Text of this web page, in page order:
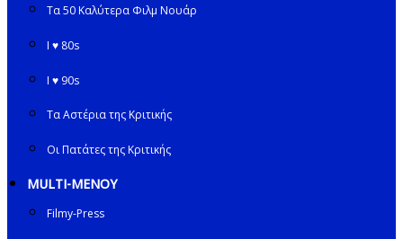
Τα 50 Καλύτερα Φιλμ Νουάρ
I ♥ 80s
I ♥ 90s
Τα Αστέρια της Κριτικής
Οι Πατάτες της Κριτικής
MULTI-ΜΕΝΟΥ
Filmy-Press